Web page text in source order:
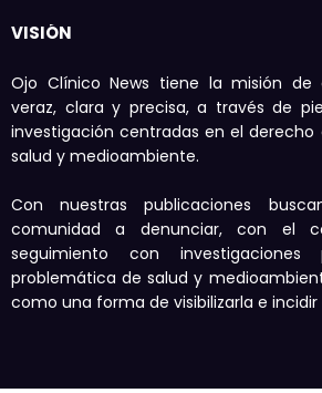
VISIÓN
Ojo Clínico News tiene la misión de
veraz, clara y precisa, a través de
investigación centradas en el
salud y medioambiente.
Con nuestras publicaciones
comunidad a denunciar, con el
seguimiento con
problemática de salud y
como una forma de visibilizarla e incidir